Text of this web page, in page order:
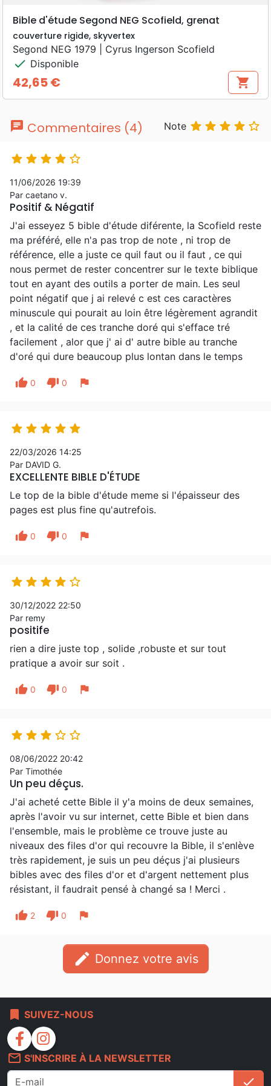
Bible d'étude Segond NEG Scofield, grenat
couverture rigide, skyvertex
Segond NEG 1979 | Cyrus Ingerson Scofield
check Disponible
Prix
42,65 € shopping_cart
chat Commentaires (4) Note     
    
11/06/2026 19:39
Par caetano v.
Positif & Négatif
J'ai esseyez 5 bible d'étude diférente, la Scofield reste
ma préféré, elle n'a pas trop de note , ni trop de
référence, elle a juste ce quil faut ou il faut , ce qui
nous permet de rester concentrer sur le texte biblique
tout en ayant des outils a porter de main. Les seul
point négatif que j ai relevé c est ces caractères
minuscule qui pourait au loin être légèrement agrandit
, et la calité de ces tranche doré qui s'efface tré
facilement , alor que j' ai d' autre bible au tranche
d'oré qui dure beaucoup plus lontan dans le temps
thumb_up 0 thumb_down 0 flag
    
22/03/2026 14:25
Par DAVID G.
EXCELLENTE BIBLE D'ÉTUDE
Le top de la bible d'étude meme si l'épaisseur des
pages est plus fine qu'autrefois.
thumb_up 0 thumb_down 0 flag
    
30/12/2022 22:50
Par remy
positife
rien a dire juste top , solide ,robuste et sur tout
pratique a avoir sur soit .
thumb_up 0 thumb_down 0 flag
    
08/06/2022 20:42
Par Timothée
Un peu déçus.
J'ai acheté cette Bible il y'a moins de deux semaines,
après l'avoir vu sur internet, cette Bible et bien dans
l'ensemble, mais le problème ce trouve juste au
niveaux des files d'or qui recouvre la Bible, il s'enlève
très rapidement, je suis un peu déçus j'ai plusieurs
bibles avec des files d'or et d'argent nettement plus
résistant, il faudrait pensé à changé sa ! Merci .
thumb_up 2 thumb_down 0 flag
edit Donnez votre avis
bookmark SUIVEZ-NOUS
facebook
instagram
mail_outline S'INSCRIRE À LA NEWSLETTER
check